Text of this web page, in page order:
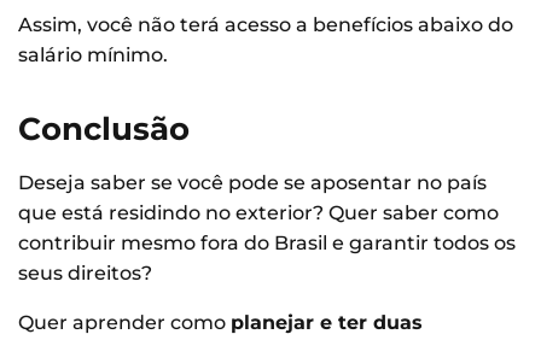
Assim, você não terá acesso a benefícios abaixo do
salário mínimo.
Conclusão
Deseja saber se você pode se aposentar no país
que está residindo no exterior? Quer saber como
contribuir mesmo fora do Brasil e garantir todos os
seus direitos?
Quer aprender como planejar e ter duas